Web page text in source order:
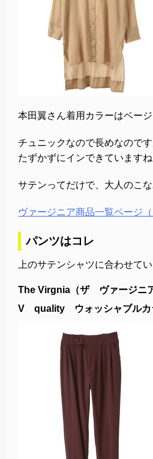
本田翼さん着用カラーはベージ
チュニックなので長めなので
たずかずにインできていますね
サテンってだけで、大人のこ
ヴァージニア商品一覧ページ（
パンツはコレ
上のサテンシャツに合わせて
The Virgnia（ザ ヴァージニア
V quality ウォッシャブルカ